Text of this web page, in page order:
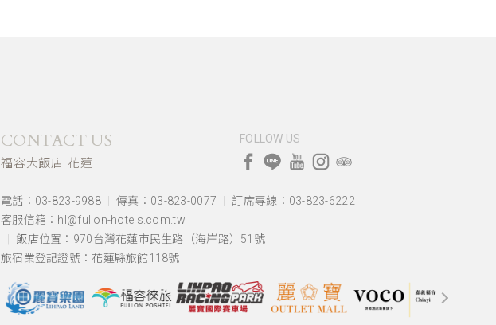
CONTACT US
福容大飯店 花蓮
FOLLOW US
電話：03-823-9988 傳真：03-823-0077
訂席專線：03-823-6222
客服信箱：hl@fullon-hotels.com.tw
飯店位置： 970台灣花蓮市民生路（海岸路）51號
旅宿業登記證號：花蓮縣旅館118號